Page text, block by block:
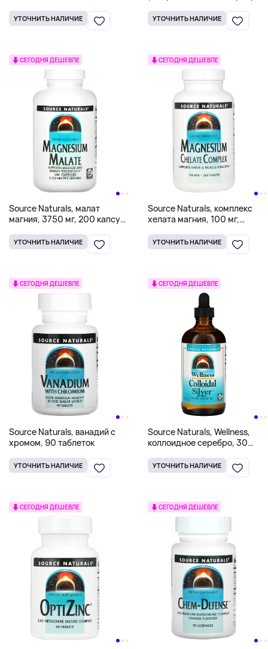
УТОЧНИТЬ НАЛИЧИЕ
жидк. унции) (5 част./млн в 1
ч. л.)
УТОЧНИТЬ НАЛИЧИЕ
СЕГОДНЯ ДЕШЕВЛЕ
Source Naturals, малат
магния, 3750 мг, 200 капсул
УТОЧНИТЬ НАЛИЧИЕ
СЕГОДНЯ ДЕШЕВЛЕ
Source Naturals, комплекс
хелата магния, 100 мг,
УТОЧНИТЬ НАЛИЧИЕ
СЕГОДНЯ ДЕШЕВЛЕ
Source Naturals, ванадий с
хромом, 90 таблеток
УТОЧНИТЬ НАЛИЧИЕ
СЕГОДНЯ ДЕШЕВЛЕ
Source Naturals, Wellness,
коллоидное серебро, 30
жидк. унций) (30 част./млн в
2 ч. л.)
УТОЧНИТЬ НАЛИЧИЕ
СЕГОДНЯ ДЕШЕВЛЕ СЕГОДНЯ ДЕШЕВЛЕ